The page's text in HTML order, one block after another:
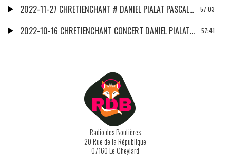
2022-11-27 CHRETIENCHANT # DANIEL PIALAT PASCAL THEOZED 57:03
2022-10-16 CHRETIENCHANT CONCERT DANIEL PIALAT PASCAL THEOZED 57:41
2022-10-01 ChrétienChant
2022-09-10 CHRETIENCHANT
2022-09-04 CROIRE AUJOURD'HUI
2022-07-09 CHRETIENCHANT invite Abbie Songs
Radio des Boutières
20 Rue de la République
07160 Le Cheylard